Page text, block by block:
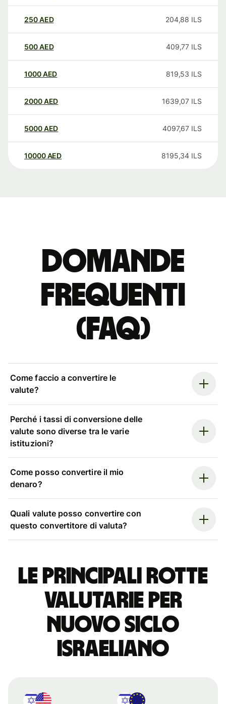
250AED 204,88 ILS
500AED 409,77 ILS
1000AED 819,53 ILS
2000AED 1639,07 ILS
5000AED 4097,67 ILS
10000 AED 8195,34 ILS
Domande
Frequenti
(FAQ)
Come faccio a convertire le
valute?
Perché i tassi di conversione delle
valute sono diverse tra le varie
istituzioni?
Come posso convertire il mio
denaro?
Quali valute posso convertire con
questo convertitore di valuta?
Le principali rotte
valutarie per
nuovo siclo
israeliano